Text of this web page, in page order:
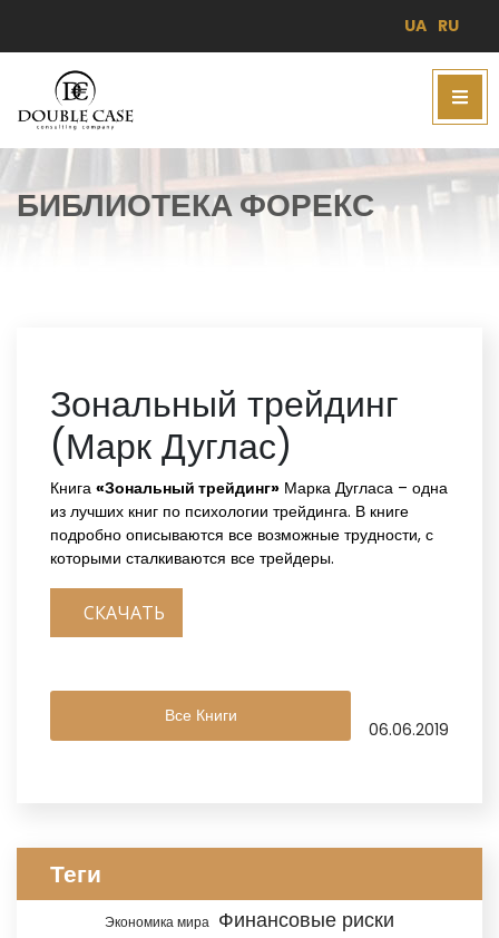
UA RU
БИБЛИОТЕКА ФОРЕКС
Зональный трейдинг
(Марк Дуглас)
Книга «Зональный трейдинг» Марка Дугласа – одна
из лучших книг по психологии трейдинга. В книге
подробно описываются все возможные трудности, с
которыми сталкиваются все трейдеры.
СКАЧАТЬ
Все Книги
06.06.2019
Теги
Экономика мира Финансовые риски